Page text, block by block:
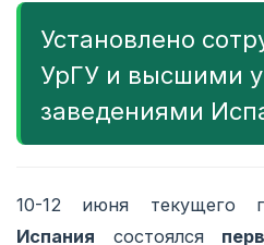
Установлено
УрГУ и высшими
заведениями
10-12 июня текущего
Испания состоялся